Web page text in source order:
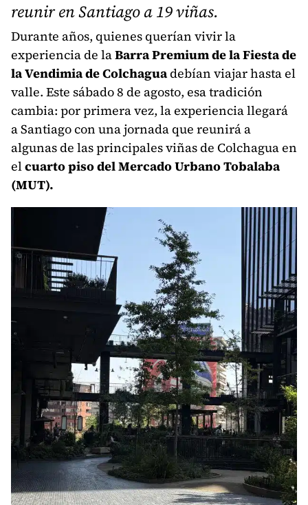
reunir en Santiago a 19 viñas.
Durante años, quienes querían vivir la
experiencia de laBarra Premium de la Fiesta de
la Vendimia de Colchaguadebían viajar hasta el
valle. Este sábado 8 de agosto, esa tradición
cambia: por primera vez, la experiencia llegará
a Santiago con una jornada que reunirá a
algunas de las principales viñas de Colchagua en
elcuarto piso del Mercado Urbano Tobalaba
(MUT).